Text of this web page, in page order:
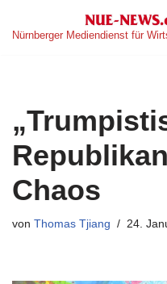
Zum
Nürnberger Mediendienst für
Chaos
von Thomas Tjiang 24.